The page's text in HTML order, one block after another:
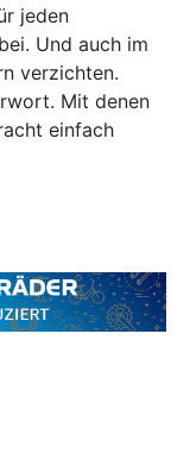
jeden
Und auch im
verzichten.
Mit denen
einfach